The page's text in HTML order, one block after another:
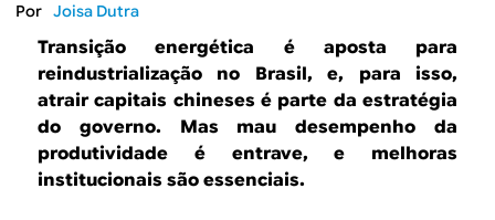
B
R
o
d
e
b
Joisa Dutra
Transição energética é aposta para
reindustrialização no Brasil, e, para isso,
atrair capitais chineses é parte da estratégia
do governo. Mas mau desempenho da
produtividade é entrave, e melhoras
institucionais são essenciais.